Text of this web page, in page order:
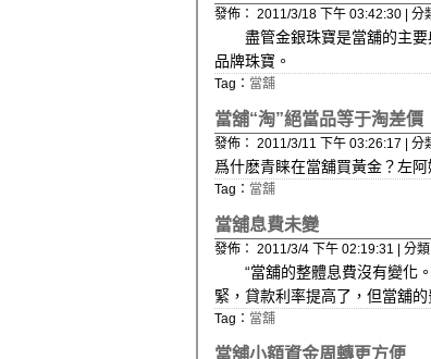
發佈： 2011/3/18 下午 03:42:30 | 分
盡管金銀珠寶是當舖的主要
品牌珠寶。
Tag： 當舖
當舖“淘”絕當品等于淘差價
發佈： 2011/3/11 下午 03:26:17 | 分
爲什麽青睐在當舖買黃金？左
Tag： 當舖
當舖息費未變
發佈： 2011/3/4 下午 02:19:31 | 分
“當舖的整體息費沒有變化。
緊，貸款利率提高了，但當舖的
Tag： 當舖
當舖小額資金周轉更方便